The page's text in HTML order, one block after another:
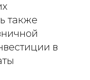
также
в